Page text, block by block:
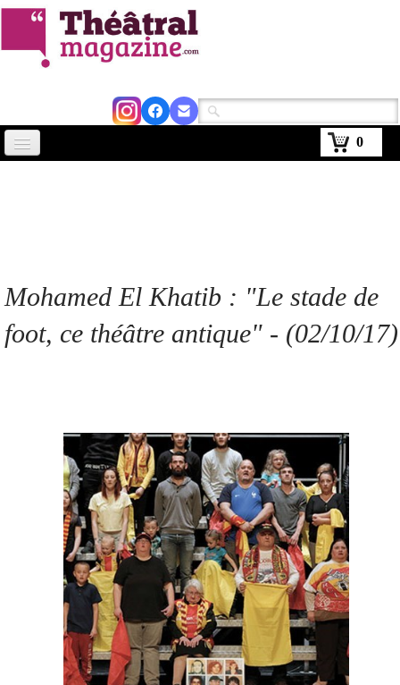
0
Kiosque
Se connecter
Mohamed El Khatib : "Le stade de
foot, ce théâtre antique" - (02/10/17)